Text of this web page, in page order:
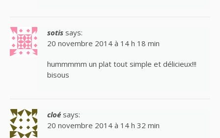
sotis says:
20 novembre 2014 à 14 h 18 min
hummmmm un plat tout simple et délicieux!!!
bisous
cloé says:
20 novembre 2014 à 14 h 32 min